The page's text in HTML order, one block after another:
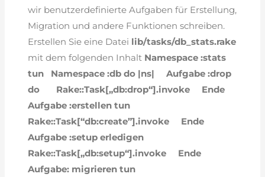
wir benutzerdefinierte Aufgaben für Erstellung,
Migration und andere Funktionen schreiben.
Erstellen Sie eine Datei lib/tasks/db_stats.rake
mit dem folgenden Inhalt Namespace :stats
tun
Namespace :db do |ns|
Aufgabe :drop
do
Rake::Task[„db:drop“].invoke
Ende
Aufgabe :erstellen tun
Rake::Task[“db:create”].invoke
Ende
Aufgabe :setup erledigen
Rake::Task[„db:setup“].invoke
Ende
Aufgabe: migrieren tun